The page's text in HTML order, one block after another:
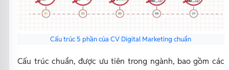
Cấu trúc 5 phần của CV Digital Marketing chuẩn
Cấu trúc chuẩn, được ưu tiên trong ngành, bao gồm các